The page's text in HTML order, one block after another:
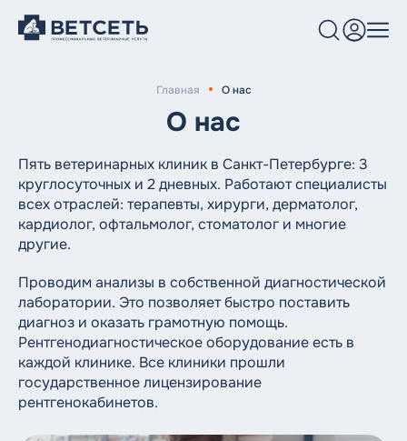
Врачи
Блог
8 (812) 612-11-10
Круглосуточный номер
Главная О нас
О нас
Пять ветеринарных клиник в Санкт-Петербурге: 3
круглосуточных и 2 дневных. Работают специалисты
всех отраслей: терапевты, хирурги, дерматолог,
кардиолог, офтальмолог, стоматолог и многие
другие.
Проводим анализы в собственной диагностической
лаборатории. Это позволяет быстро поставить
диагноз и оказать грамотную помощь.
Рентгенодиагностическое оборудование есть в
каждой клинике. Все клиники прошли
государственное лицензирование
рентгенокабинетов.